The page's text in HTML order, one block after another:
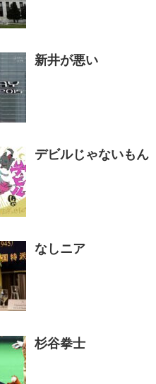
新井が悪い
デビルじゃないもん
なしニア
杉谷拳士